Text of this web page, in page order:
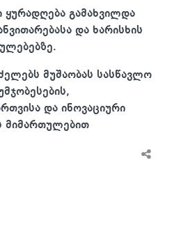
გამახვილდა
და ხარისხის
მუშაობას სასწავლო
და ინოვაციური
მიმართულებით